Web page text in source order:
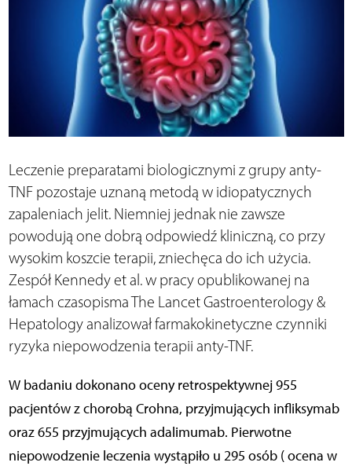
Leczenie preparatami biologicznymi z grupy anty-
TNF pozostaje uznaną metodą w idiopatycznych
zapaleniach jelit. Niemniej jednak nie zawsze
powodują one dobrą odpowiedź kliniczną, co przy
wysokim koszcie terapii, zniechęca do ich użycia.
Zespół Kennedy et al. w pracy opublikowanej na
łamach czasopisma The Lancet Gastroenterology &
Hepatology analizował farmakokinetyczne czynniki
ryzyka niepowodzenia terapii anty-TNF.
W badaniu dokonano oceny retrospektywnej 955
pacjentów z chorobą Crohna, przyjmujących infliksymab
oraz 655 przyjmujących adalimumab. Pierwotne
niepowodzenie leczenia wystąpiło u 295 osób ( ocena w